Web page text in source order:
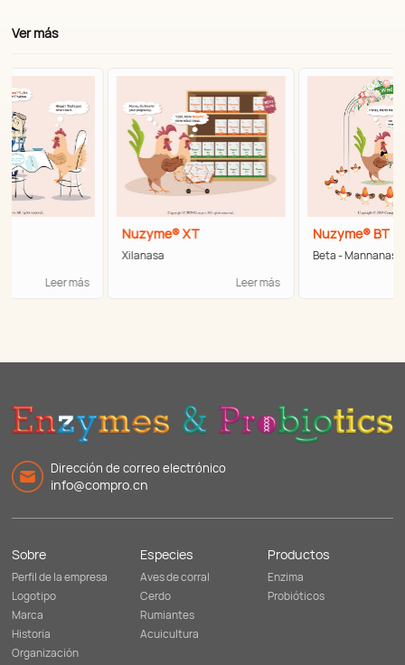
Ver más
Leer más
Nuzyme® XT
Xilanasa
Leer más
Nuzyme® BT
Beta - Mannanasa
Dirección de correo electrónico
info@compro.cn
Sobre
Perfil de la empresa
Logotipo
Marca
Historia
Organización
Especies
Aves de corral
Cerdo
Rumiantes
Acuicultura
Productos
Enzima
Probióticos